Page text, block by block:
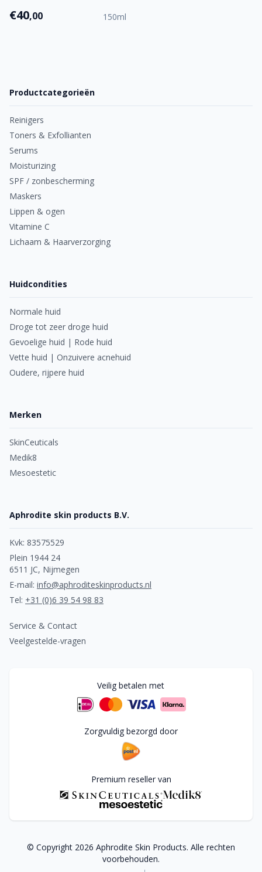
€40,00 150ml
Productcategorieën
Reinigers
Toners & Exfollianten
Serums
Moisturizing
SPF / zonbescherming
Maskers
Lippen & ogen
Vitamine C
Lichaam & Haarverzorging
Huidcondities
Normale huid
Droge tot zeer droge huid
Gevoelige huid | Rode huid
Vette huid | Onzuivere acnehuid
Oudere, rijpere huid
Merken
SkinCeuticals
Medik8
Mesoestetic
Aphrodite skin products B.V.
Kvk: 83575529
Plein 1944 24
6511 JC, Nijmegen
E-mail: info@aphroditeskinproducts.nl
Tel: +31 (0)6 39 54 98 83
Service & Contact
Veelgestelde-vragen
Veilig betalen met
Zorgvuldig bezorgd door
Premium reseller van
© Copyright 2026 Aphrodite Skin Products. Alle rechten
voorbehouden.